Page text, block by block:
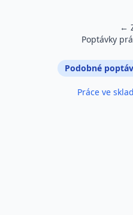
←
Poptávky
Podobné inzerátyPodobné
Práce ve